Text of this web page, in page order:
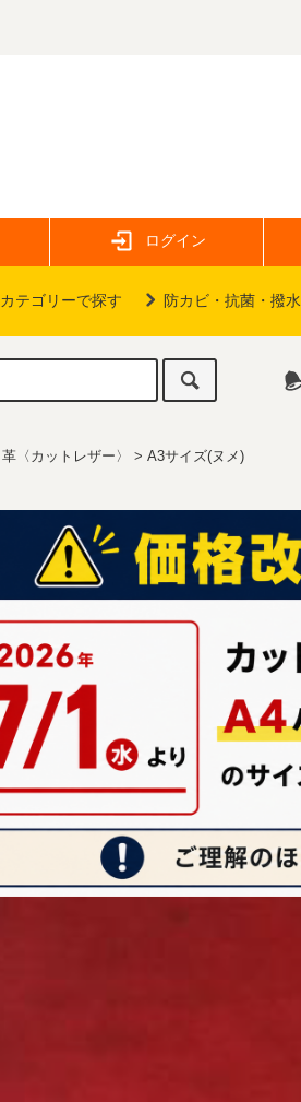
ログイン
カテゴリーで探す 防カビ・抗菌・撥水
革〈カットレザー〉 > A3サイズ(ヌメ)